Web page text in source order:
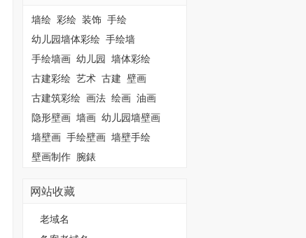
墙绘 彩绘 装饰 手绘
幼儿园墙体彩绘 手绘墙
手绘墙画 幼儿园
墙体彩绘
古建彩绘 艺术 古建 壁画
古建筑彩绘 画法 绘画 油画
隐形壁画 墙画 幼儿园墙壁画
墙壁画 手绘壁画 墙壁手绘
壁画制作 腕錶
网站收藏
老域名